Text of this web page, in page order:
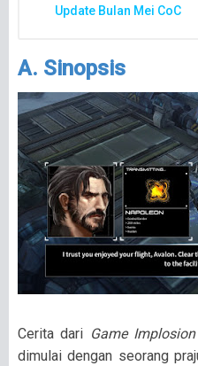
Update Bulan Mei CoC
A. Sinopsis
Cerita dari Game
dimulai dengan seorang